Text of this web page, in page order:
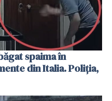
spaima în
din Italia. Poliția,